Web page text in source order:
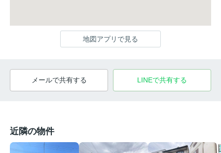
地図アプリで見る
メールで共有する LINEで共有する
近隣の物件